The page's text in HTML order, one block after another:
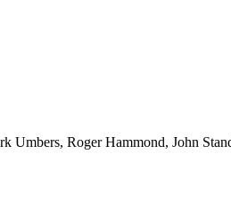
Umbers, Roger Hammond, John